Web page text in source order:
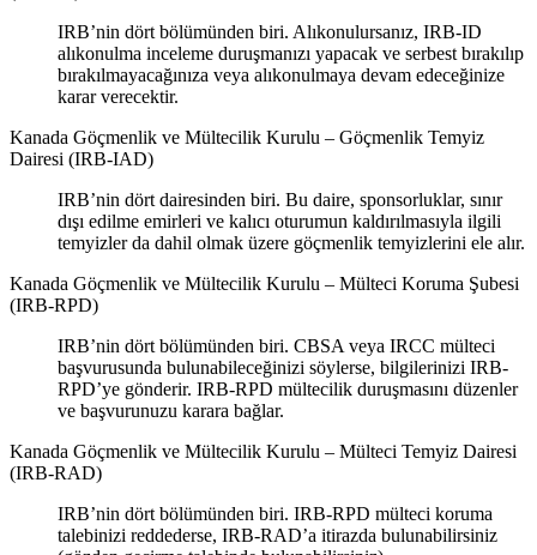
IRB’nin dört bölümünden biri. Alıkonulursanız, IRB-ID
alıkonulma inceleme duruşmanızı yapacak ve serbest bırakılıp
bırakılmayacağınıza veya alıkonulmaya devam edeceğinize
karar verecektir.
Kanada Göçmenlik ve Mültecilik Kurulu – Göçmenlik Temyiz
Dairesi (IRB-IAD)
IRB’nin dört dairesinden biri. Bu daire, sponsorluklar, sınır
dışı edilme emirleri ve kalıcı oturumun kaldırılmasıyla ilgili
temyizler da dahil olmak üzere göçmenlik temyizlerini ele alır.
Kanada Göçmenlik ve Mültecilik Kurulu – Mülteci Koruma Şubesi
(IRB-RPD)
IRB’nin dört bölümünden biri. CBSA veya IRCC mülteci
başvurusunda bulunabileceğinizi söylerse, bilgilerinizi IRB-
RPD’ye gönderir. IRB-RPD mültecilik duruşmasını düzenler
ve başvurunuzu karara bağlar.
Kanada Göçmenlik ve Mültecilik Kurulu – Mülteci Temyiz Dairesi
(IRB-RAD)
IRB’nin dört bölümünden biri. IRB-RPD mülteci koruma
talebinizi reddederse, IRB-RAD’a itirazda bulunabilirsiniz